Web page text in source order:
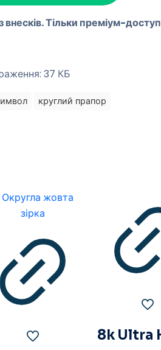
Тільки преміум-доступ
37 КБ
круглий прапор